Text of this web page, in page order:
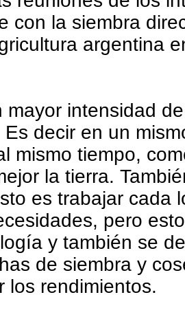
con la siembra
argentina
mayor intensidad
decir en un
mismo tiempo,
la tierra.
es trabajar cada
pero
y también se
de siembra y
los rendimientos.